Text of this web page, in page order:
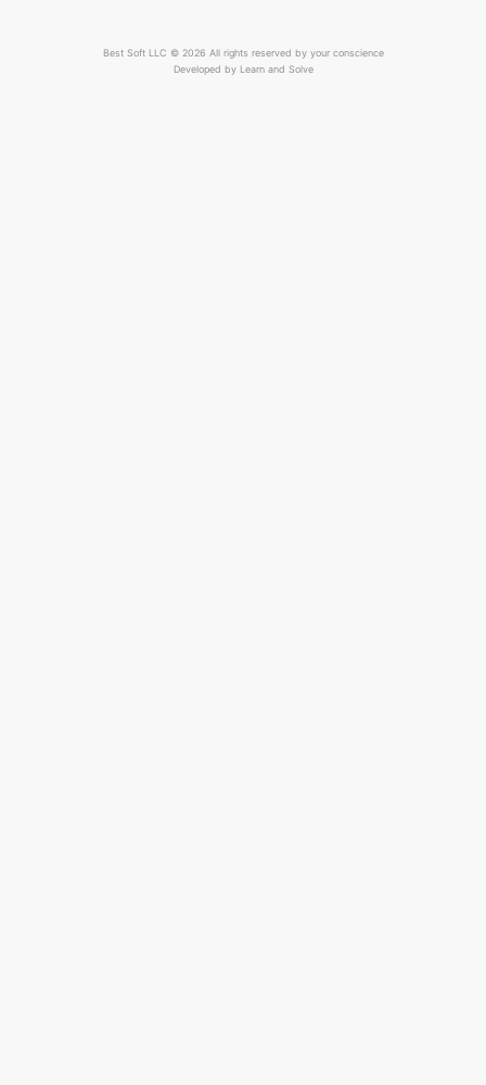
Best Soft LLC © 2026 All rights reserved by your conscience
Developed by Learn and Solve